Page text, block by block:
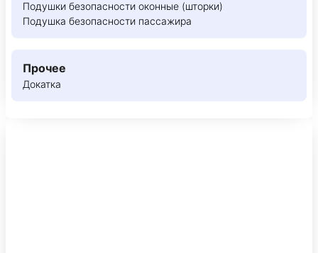
Подушки безопасности оконные (шторки)
Подушка безопасности пассажира
Прочее
Докатка